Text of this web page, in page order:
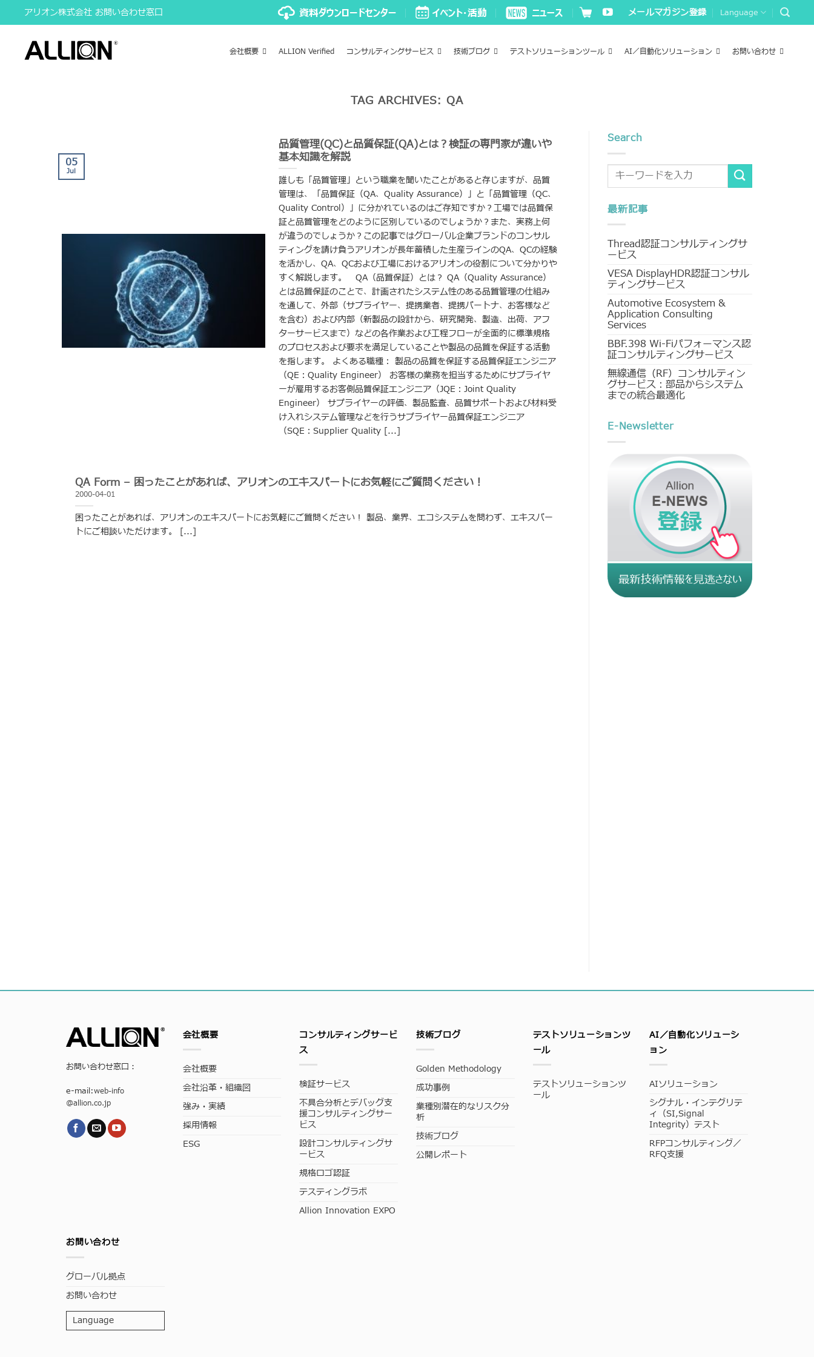
to
content
アリオン株式会社 お問い合わせ窓口 メールマガジン登録 Language
会社概要 ALLION Verified コンサルティングサービス 技術ブログ テストソリューションツール AI／自動化ソリューション お問い合わせ
TAG ARCHIVES:QA
品質管理(QC)と品質保証(QA)とは？検証の専門家が違いや
基本知識を解説
誰しも「品質管理」という職業を聞いたことがあると存じますが、品質
管理は、「品質保証（QA、Quality Assurance）」と「品質管理（QC、
Quality Control）」に分かれているのはご存知ですか？工場では品質保
証と品質管理をどのように区別しているのでしょうか？また、実務上何
が違うのでしょうか？この記事ではグローバル企業ブランドのコンサル
ティングを請け負うアリオンが長年蓄積した生産ラインのQA、QCの経験
を活かし、QA、QCおよび工場におけるアリオンの役割について分かりや
すく解説します。 QA（品質保証）とは？ QA（Quality Assurance）
とは品質保証のことで、計画されたシステム性のある品質管理の仕組み
を通して、外部（サプライヤー、提携業者、提携パートナ、お客様など
を含む）および内部（新製品の設計から、研究開発、製造、出荷、アフ
ターサービスまで）などの各作業および工程フローが全面的に標準規格
のプロセスおよび要求を満足していることや製品の品質を保証する活動
を指します。 よくある職種： 製品の品質を保証する品質保証エンジニア
（QE：Quality Engineer） お客様の業務を担当するためにサプライヤ
ーが雇用するお客側品質保証エンジニア（JQE：Joint Quality
Engineer） サプライヤーの評価、製品監査、品質サポートおよび材料受
け入れシステム管理などを行うサプライヤー品質保証エンジニア
（SQE：Supplier Quality [...]
05
Jul
QA Form – 困ったことがあれば、アリオンのエキスパートにお気軽にご質問ください！
2000-04-01
困ったことがあれば、アリオンのエキスパートにお気軽にご質問ください！ 製品、業界、エコシステムを問わず、エキスパー
トにご相談いただけます。 [...]
Search
最新記事
Thread認証コンサルティングサ
ービス
VESA DisplayHDR認証コンサル
ティングサービス
Automotive Ecosystem &
Application Consulting
Services
BBF.398 Wi-Fiパフォーマンス認
証コンサルティングサービス
無線通信（RF）コンサルティン
グサービス：部品からシステム
までの統合最適化
E-Newsletter
お問い合わせ窓口：
e-mail:web-info
@allion.co.jp
会社概要
会社概要
会社沿革・組織図
強み・実績
採用情報
ESG
コンサルティングサービ
ス
検証サービス
不具合分析とデバッグ支
援コンサルティングサー
ビス
設計コンサルティングサ
ービス
規格ロゴ認証
テスティングラボ
Allion Innovation EXPO
技術ブログ
Golden Methodology
成功事例
業種別潜在的なリスク分
析
技術ブログ
公開レポート
テストソリューションツ
ール
テストソリューションツ
ール
AI／自動化ソリューシ
ョン
AIソリューション
シグナル・インテグリテ
ィ（SI,Signal
Integrity）テスト
RFPコンサルティング／
RFQ支援
お問い合わせ
グローバル拠点
お問い合わせ
Language